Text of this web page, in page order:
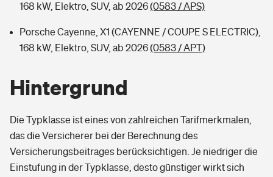
168 kW, Elektro, SUV, ab 2026(0583 / APS)
Porsche Cayenne, X1 (CAYENNE / COUPE S ELECTRIC),
168 kW, Elektro, SUV, ab 2026(0583 / APT)
Hintergrund
Die Typklasse ist eines von zahlreichen Tarifmerkmalen,
das die Versicherer bei der Berechnung des
Versicherungsbeitrages berücksichtigen. Je niedriger die
Einstufung in der Typklasse, desto günstiger wirkt sich